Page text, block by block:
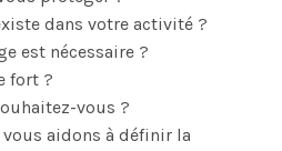
dans votre activité ?
est nécessaire ?
fort ?
vous ?
aidons à définir la